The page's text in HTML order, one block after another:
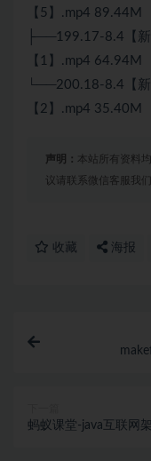
【5】.mp4 89.44M
├──199.17-8.4【新
【1】.mp4 64.94M
└──200.18-8.4【新
【2】.mp4 35.40M
声明： 本站所有资料
议请联系微信客服我
收藏 海报
蚂蚁课堂-java互联网